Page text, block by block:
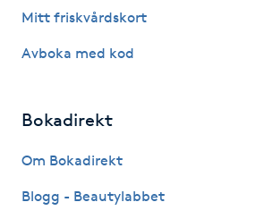
Kiropraktik
Klangmassage
Klippning
Klippning & Slingor
Klippning ungdom
Mitt friskvårdskort
Avboka med kod
Bokadirekt
Om Bokadirekt
Blogg - Beautylabbet